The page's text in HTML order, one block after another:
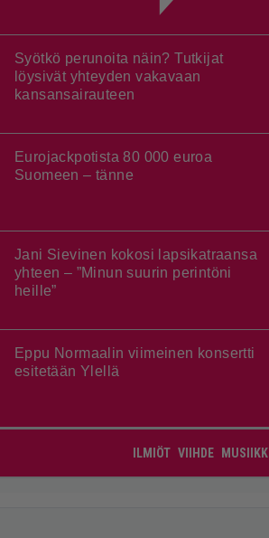
Syötkö perunoita näin? Tutkijat
löysivät yhteyden vakavaan
kansansairauteen
Eurojackpotista 80 000 euroa
Suomeen – tänne
Jani Sievinen kokosi lapsikatraansa
yhteen – ”Minun suurin perintöni
heille”
Eppu Normaalin viimeinen konsertti
esitetään Ylellä
ILMIÖT VIIHDE MUSIIKKI